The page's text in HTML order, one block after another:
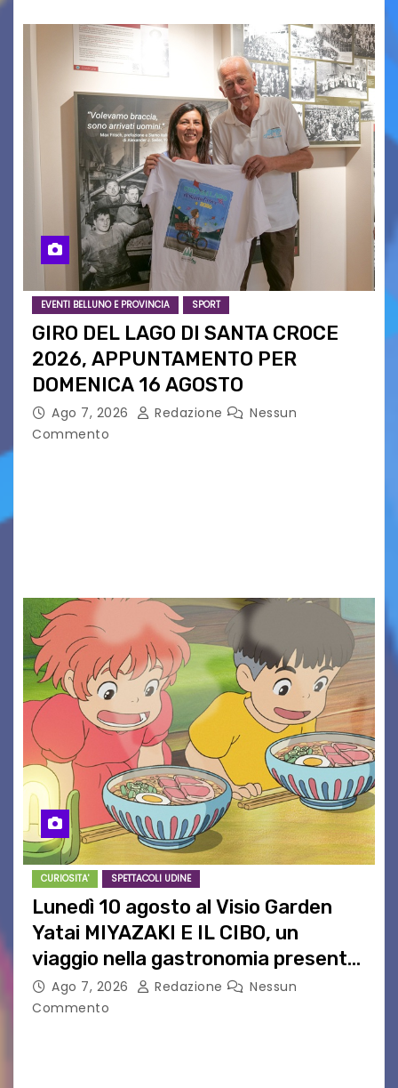
EVENTI BELLUNO E PROVINCIA SPORT
GIRO DEL LAGO DI SANTA CROCE
2026, APPUNTAMENTO PER
DOMENICA 16 AGOSTO
Ago 7, 2026 Redazione
Nessun
Commento
CURIOSITA' SPETTACOLI UDINE
Lunedì 10 agosto al Visio Garden
Yatai MIYAZAKI E IL CIBO, un
viaggio nella gastronomia presente
nei film di Hayao Miyazaki!
Ago 7, 2026 Redazione
Nessun
Commento